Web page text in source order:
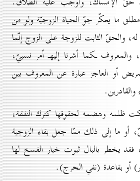
ما يعكّر جوّ الحياة الزوجيّة ولو من
والحقّ الثابت للزوجة على الزوج إنّما
ـكما أشرنا إليهـ أمر نسبيّ،
أو العاجز عبارة عن المعروف بين
ظلمه وهضمه لحقوقها كترك النفقة،
ما إلى ذلك ممّا جعل بقاء الزوجية
فقد يخطر بالبال ثبوت خيار الفسخ لها
أو بقاعدة (نفي الحرج).